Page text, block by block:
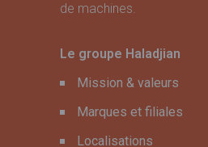
de machines.
Le groupe Haladjian
Mission & valeurs
Marques et filiales
Localisations